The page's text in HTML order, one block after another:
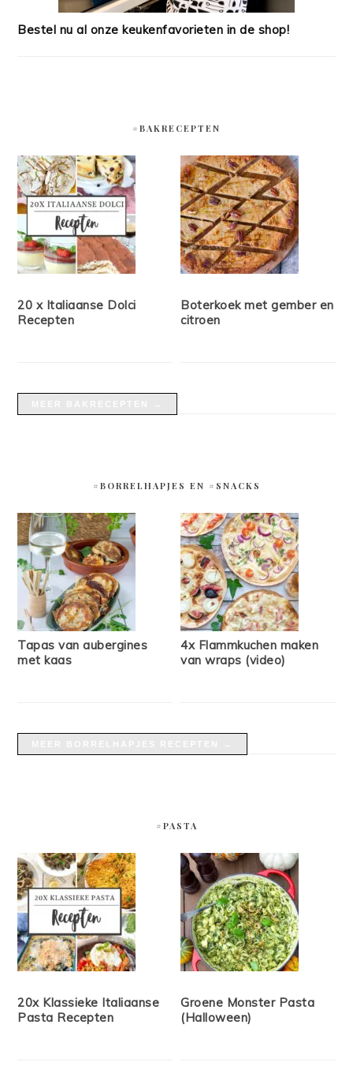
Bestel nu al onze keukenfavorieten in de shop!
#BAKRECEPTEN
20 x Italiaanse Dolci
Recepten
Boterkoek met gember en
citroen
#BORRELHAPJES EN #SNACKS
Tapas van aubergines
met kaas
4x Flammkuchen maken
van wraps (video)
#PASTA
20x Klassieke Italiaanse
Pasta Recepten
Groene Monster Pasta
(Halloween)